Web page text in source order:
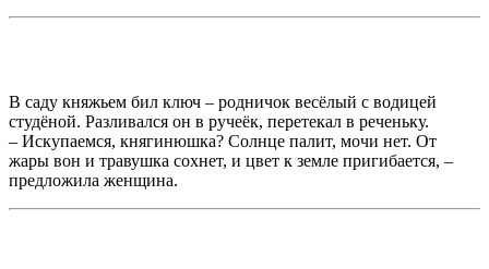
В саду княжьем бил ключ – родничок весёлый с водицей
студёной. Разливался он в ручеёк, перетекал в реченьку.
– Искупаемся, княгинюшка? Солнце палит, мочи нет. От
жары вон и травушка сохнет, и цвет к земле пригибается, –
предложила женщина.